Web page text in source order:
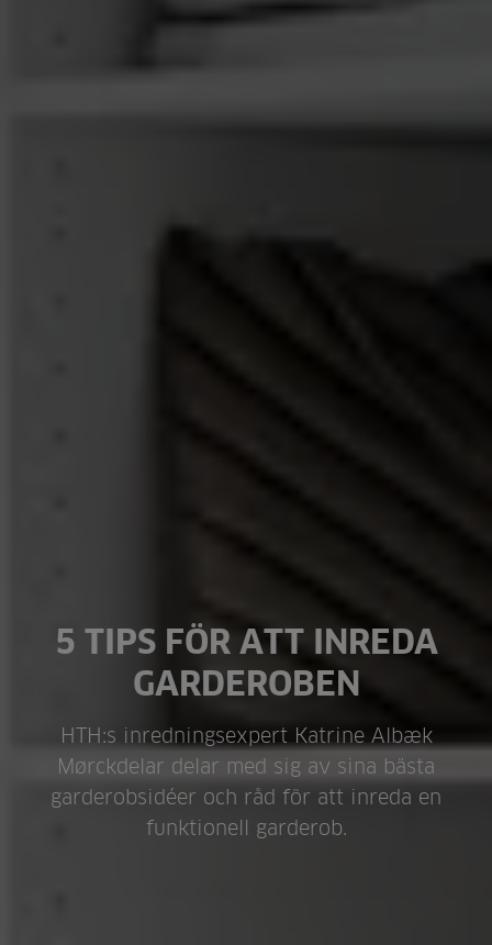
5 TIPS FÖR ATT INREDA
GARDEROBEN
HTH:s inredningsexpert Katrine Albæk
Mørckdelar delar med sig av sina bästa
garderobsidéer och råd för att inreda en
funktionell garderob.